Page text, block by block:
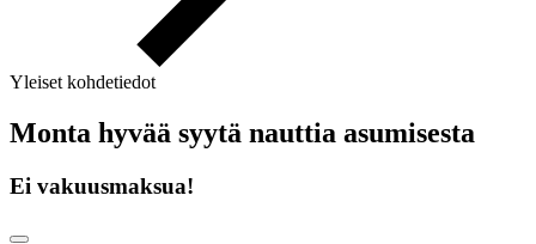
Yleiset kohdetiedot
Monta hyvää syytä nauttia asumisesta
Ei vakuusmaksua!